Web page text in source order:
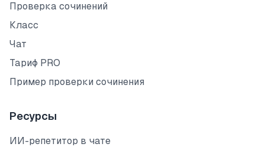
Проверка сочинений
Класс
Чат
Тариф PRO
Пример проверки сочинения
Ресурсы
ИИ-репетитор в чате